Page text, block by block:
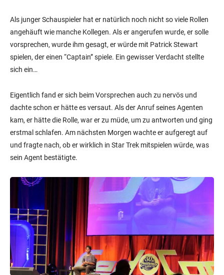
Als junger Schauspieler hat er natürlich noch nicht so viele Rollen
angehäuft wie manche Kollegen. Als er angerufen wurde, er solle
vorsprechen, wurde ihm gesagt, er würde mit Patrick Stewart
spielen, der einen “Captain” spiele. Ein gewisser Verdacht stellte
sich ein…
Eigentlich fand er sich beim Vorsprechen auch zu nervös und
dachte schon er hätte es versaut. Als der Anruf seines Agenten
kam, er hätte die Rolle, war er zu müde, um zu antworten und ging
erstmal schlafen. Am nächsten Morgen wachte er aufgeregt auf
und fragte nach, ob er wirklich in Star Trek mitspielen würde, was
sein Agent bestätigte.